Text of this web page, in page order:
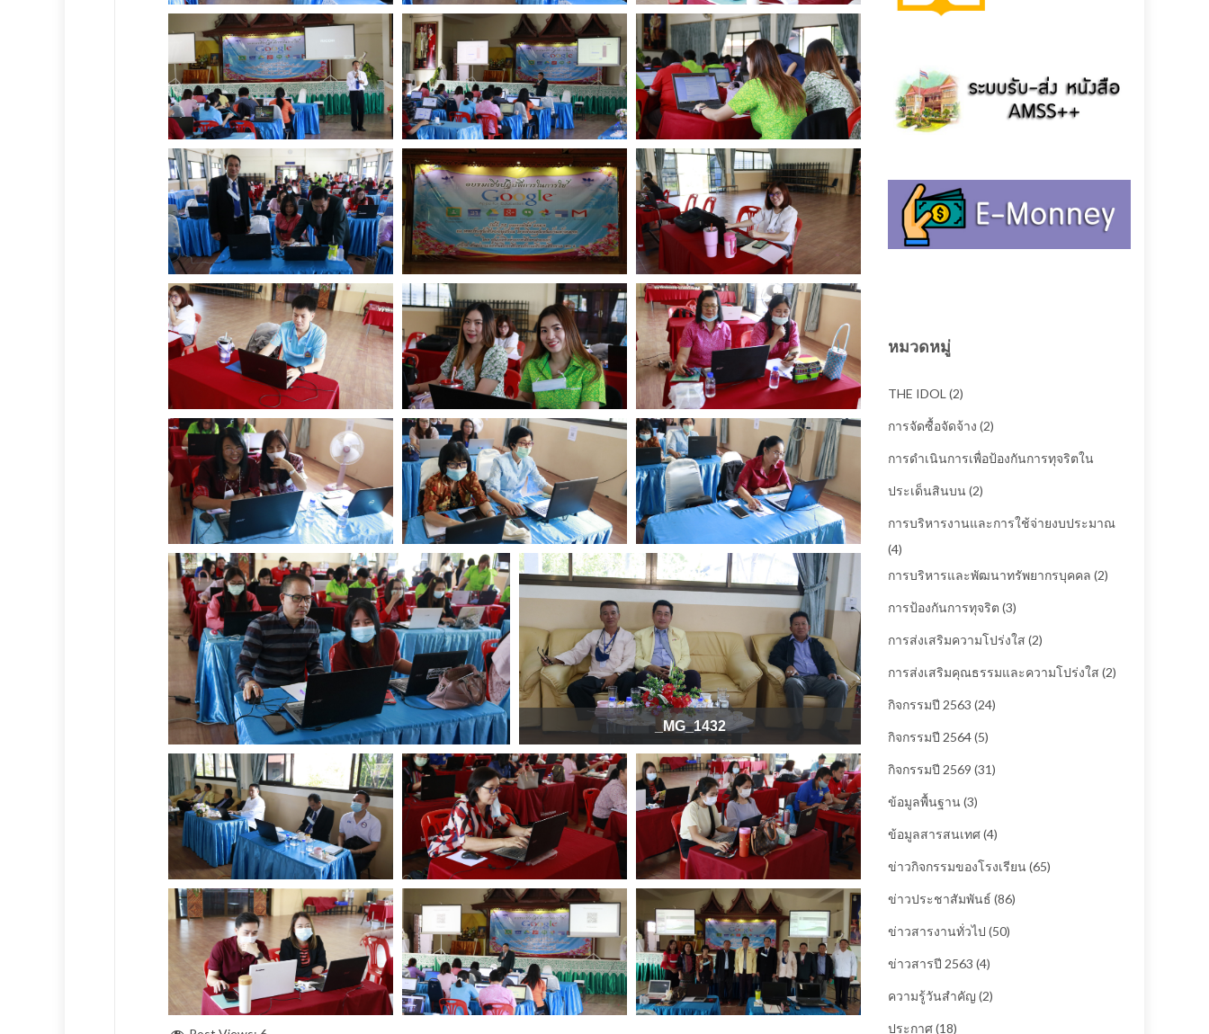
_MG_1432
หมวดหมู่
THE IDOL (2)
การจัดซื้อจัดจ้าง (2)
การดำเนินการเพื่อป้องกันการทุจริตใน
ประเด็นสินบน (2)
การบริหารงานและการใช้จ่ายงบประมาณ
(4)
การบริหารและพัฒนาทรัพยากรบุคคล (2)
การป้องกันการทุจริต (3)
การส่งเสริมความโปร่งใส (2)
การส่งเสริมคุณธรรมและความโปร่งใส (2)
กิจกรรมปี 2563 (24)
กิจกรรมปี 2564(5)
กิจกรรมปี 2569 (31)
ข้อมูลพื้นฐาน (3)
ข้อมูลสารสนเทศ(4)
ข่าวกิจกรรมของโรงเรียน (65)
ข่าวประชาสัมพันธ์ (86)
ข่าวสารงานทั่วไป (50)
ข่าวสารปี 2563 (4)
ความรู้วันสำคัญ (2)
ประกาศ(18)